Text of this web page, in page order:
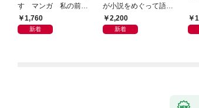
す マンガ 私の前世
物語1,760
新着
が小説をめぐって語り
あう2,200
新着